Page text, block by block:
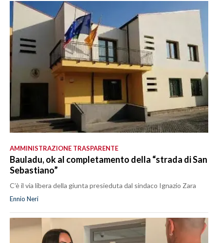
AMMINISTRAZIONE TRASPARENTE
Bauladu, ok al completamento della “strada di San
Sebastiano”
C’è il via libera della giunta presieduta dal sindaco Ignazio Zara
Ennio Neri